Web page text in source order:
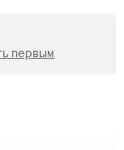
первым